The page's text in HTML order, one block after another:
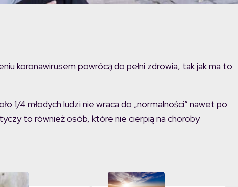
koronawirusem powrócą do pełni zdrowia, tak jak ma to
1/4 młodych ludzi nie wraca do „normalności” nawet po
to również osób, które nie cierpią na choroby